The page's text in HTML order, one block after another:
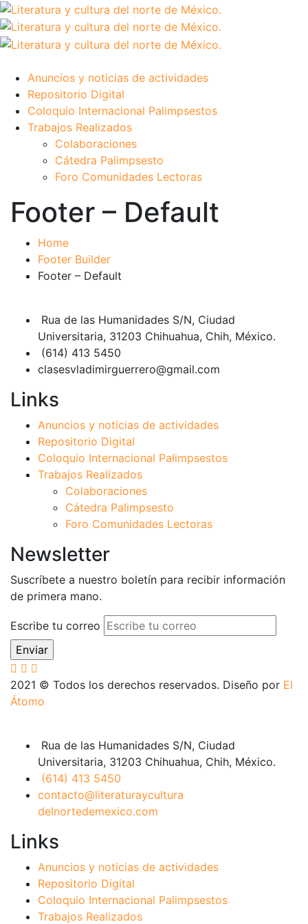
Anuncios y noticias de actividades
Repositorio Digital
Coloquio Internacional Palimpsestos
Trabajos Realizados
Colaboraciones
Cátedra Palimpsesto
Foro Comunidades Lectoras
Footer – Default
Home
Footer Builder
Footer – Default
Rua de las Humanidades S/N, Ciudad
Universitaria, 31203 Chihuahua, Chih, México.
(614) 413 5450
clasesvladimirguerrero@gmail.com
Links
Anuncios y noticias de actividades
Repositorio Digital
Coloquio Internacional Palimpsestos
Trabajos Realizados
Colaboraciones
Cátedra Palimpsesto
Foro Comunidades Lectoras
Newsletter
Suscríbete a nuestro boletín para recibir información
de primera mano.
Escribe tu correo
2021 © Todos los derechos reservados. Diseño por El
Átomo
Rua de las Humanidades S/N, Ciudad
Universitaria, 31203 Chihuahua, Chih, México.
(614) 413 5450
contacto@literaturaycultura
delnortedemexico.com
Links
Anuncios y noticias de actividades
Repositorio Digital
Coloquio Internacional Palimpsestos
Trabajos Realizados